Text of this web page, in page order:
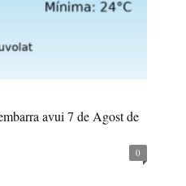
avui 7 de Agost de
0